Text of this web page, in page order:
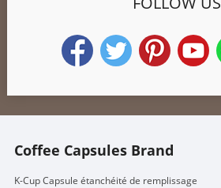
Coffee Capsules Brand
K-Cup Capsule étanchéité de remplissage